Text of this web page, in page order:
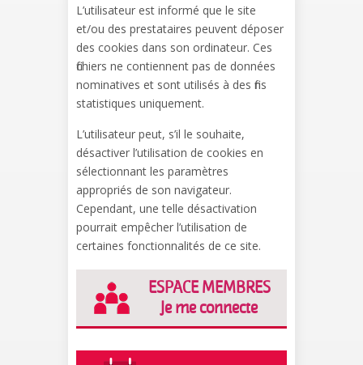
L’utilisateur est informé que le site
et/ou des prestataires peuvent déposer
des cookies dans son ordinateur. Ces
fichiers ne contiennent pas de données
nominatives et sont utilisés à des fins
statistiques uniquement.
L’utilisateur peut, s’il le souhaite,
désactiver l’utilisation de cookies en
sélectionnant les paramètres
appropriés de son navigateur.
Cependant, une telle désactivation
pourrait empêcher l’utilisation de
certaines fonctionnalités de ce site.
ESPACE MEMBRES
Je me connecte